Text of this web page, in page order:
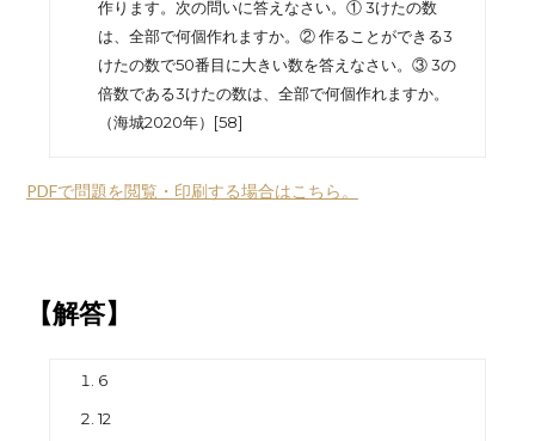
作ります。次の問いに答えなさい。① 3けたの数
は、全部で何個作れますか。② 作ることができる3
けたの数で50番目に大きい数を答えなさい。③ 3の
倍数である3けたの数は、全部で何個作れますか。
（海城2020年）[58]
PDFで問題を閲覧・印刷する場合はこちら。
【解答】
6
12